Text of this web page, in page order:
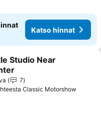
Katso hinnat
suosikkeihin
Studio Near
7
Classic Motorshow